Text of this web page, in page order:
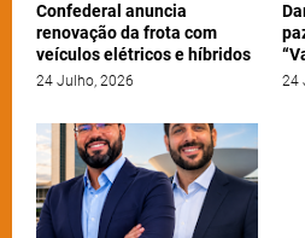
Confederal anuncia
renovação da frota com
veículos elétricos e híbridos
24 Julho, 2026 24